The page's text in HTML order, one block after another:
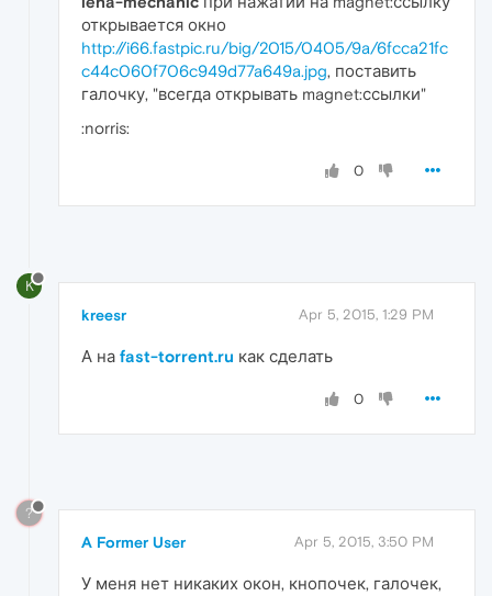
открывается окно
http://i66.fastpic.ru/big/2015/0405/9a/6fcca21fc
c44c060f706c949d77a649a.jpg, поставить
галочку, "всегда открывать magnet:ссылки"
:norris:
0
K
kreesr Apr 5, 2015, 1:29 PM
А на fast-torrent.ru как сделать
0
?
A Former User Apr 5, 2015, 3:50 PM
У меня нет никаких окон, кнопочек, галочек,